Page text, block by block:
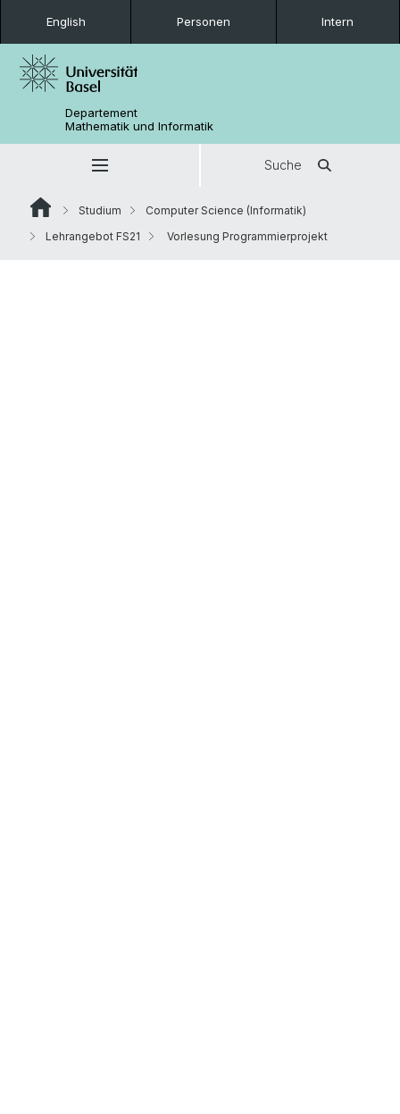
English Personen Intern
Departement
Mathematik und Informatik
Suche
Studium
Computer Science (Informatik)
Lehrangebot FS21
Vorlesung Programmierprojekt